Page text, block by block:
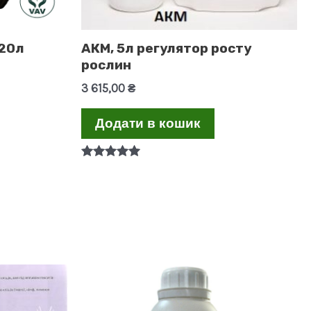
АКМ, 5л регулятор росту
рослин
3 615,00 ₴
Додати в кошик